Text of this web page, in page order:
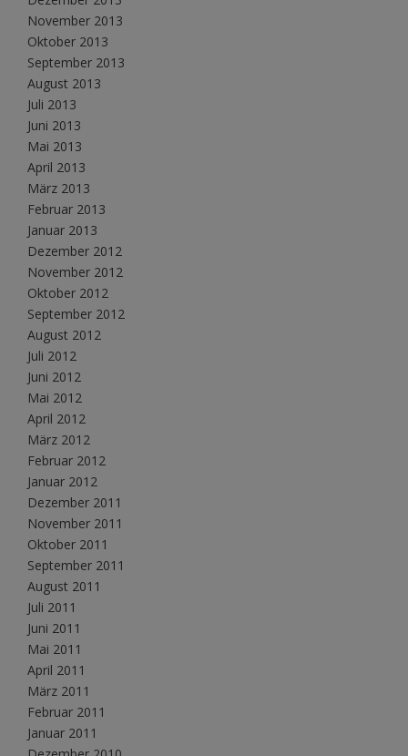
November 2013
Oktober 2013
September 2013
August 2013
Juli 2013
Juni 2013
Mai 2013
April 2013
März 2013
Februar 2013
Januar 2013
Dezember 2012
November 2012
Oktober 2012
September 2012
August 2012
Juli 2012
Juni 2012
Mai 2012
April 2012
März 2012
Februar 2012
Januar 2012
Dezember 2011
November 2011
Oktober 2011
September 2011
August 2011
Juli 2011
Juni 2011
Mai 2011
April 2011
März 2011
Februar 2011
Januar 2011